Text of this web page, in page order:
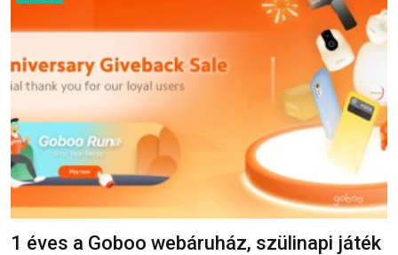
1 éves a Goboo webáruház, szülinapi játék